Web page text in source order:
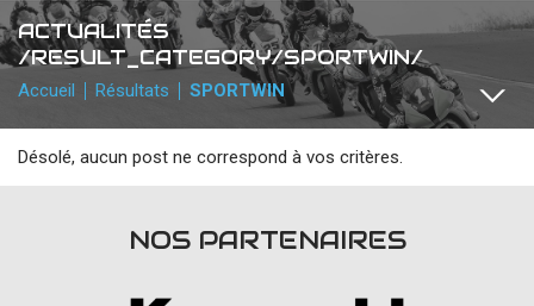
RÉSULTATS
PHOTOS / WEB TV
PARTENAIRES
accéder à la billetterie
ACTUALITÉS
/RESULT_CATEGORY/SPORTWIN/
Accueil Résultats SPORTWIN
Désolé, aucun post ne correspond à vos critères.
NOS PARTENAIRES